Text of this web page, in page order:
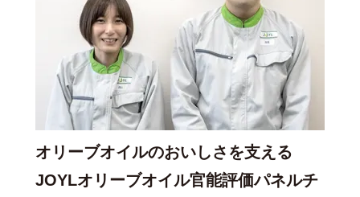
オリーブオイルのおいしさを支える
JOYLオリーブオイル官能評価パネルチ